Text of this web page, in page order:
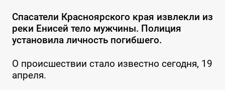
Спасатели Красноярского края извлекли из
реки Енисей тело мужчины. Полиция
установила личность погибшего.
О происшествии стало известно сегодня, 19
апреля.